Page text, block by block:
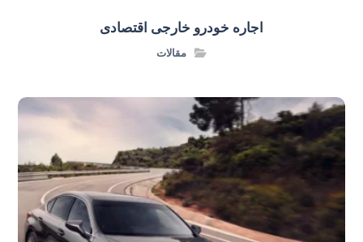
اجاره خودرو خارجی اقتصادی
مقالات